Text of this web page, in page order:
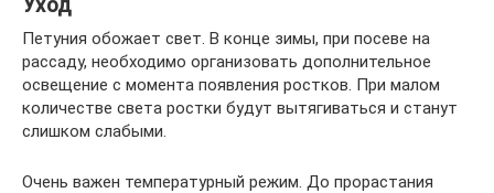
Петуния обожает свет. В конце зимы, при посеве на
рассаду, необходимо организовать дополнительное
освещение с момента появления ростков. При малом
количестве света ростки будут вытягиваться и станут
слишком слабыми.
Очень важен температурный режим. До прорастания